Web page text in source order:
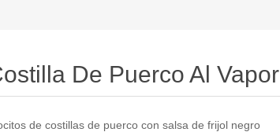
De Puerco Al Vapor
de costillas de puerco con salsa de frijol negro